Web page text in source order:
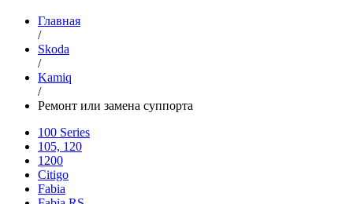
Главная
/
Skoda
/
Kamiq
/
Ремонт или замена суппорта
100 Series
105, 120
1200
Citigo
Fabia